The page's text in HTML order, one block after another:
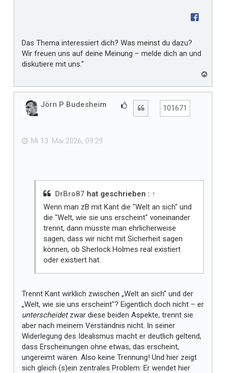
Das Thema interessiert dich? Was meinst du dazu?
Wir freuen uns auf deine Meinung – melde dich an und
diskutiere mit uns.“
c
Jörn P Budesheim
m
i
r
101671
Mi 13. Mai 2026, 09:29
DrBro87 hat geschrieben : ↑
Wenn man zB mit Kant die "Welt an sich" und
die "Welt, wie sie uns erscheint" voneinander
trennt, dann müsste man ehrlicherweise
sagen, dass wir nicht mit Sicherheit sagen
können, ob Sherlock Holmes real existiert
oder existiert hat.
Trennt Kant wirklich zwischen „Welt an sich" und der
„Welt, wie sie uns erscheint"? Eigentlich doch nicht – er
unterscheidetzwar diese beiden Aspekte, trennt sie
aber nach meinem Verständnis nicht. In seiner
Widerlegung des Idealismus macht er deutlich geltend,
dass Erscheinungen ohne etwas, das erscheint,
ungereimt wären. Also keine Trennung! Und hier zeigt
sich gleich (s)ein zentrales Problem: Er wendet hier